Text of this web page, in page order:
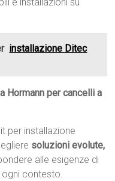
installazione Ditec
Hormann per cancelli a
per installazione
soluzioni evolute,
alle esigenze di
contesto.